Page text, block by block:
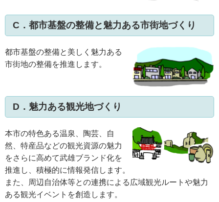
C．都市基盤の整備と魅力ある市街地づくり
都市基盤の整備と美しく魅力ある
市街地の整備を推進します。
D．魅力ある観光地づくり
本市の特色ある温泉、陶芸、自
然、特産品などの観光資源の魅力
をさらに高めて武雄ブランド化を
推進し、積極的に情報発信します。
また、周辺自治体等との連携による広域観光ルートや魅力
ある観光イベントを創造します。